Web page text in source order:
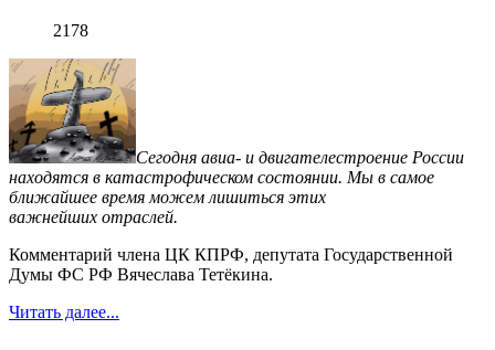
2178
Сегодня авиа- и двигателестроение России
находятся в катастрофическом состоянии. Мы в самое
ближайшее время можем лишиться этих
важнейших отраслей.
Комментарий члена ЦК КПРФ, депутата Государственной
Думы ФС РФ Вячеслава Тетёкина.
Читать далее...